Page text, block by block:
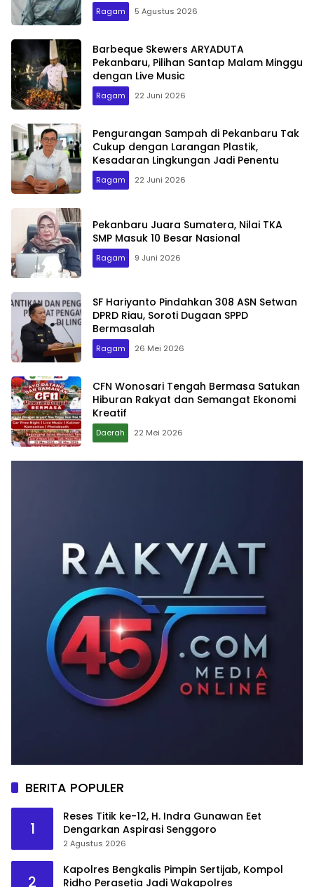
Ragam 5 Agustus 2026
Barbeque Skewers ARYADUTA
Pekanbaru, Pilihan Santap Malam Minggu
dengan Live Music
Ragam 22 Juni 2026
Pengurangan Sampah di Pekanbaru Tak
Cukup dengan Larangan Plastik,
Kesadaran Lingkungan Jadi Penentu
Ragam 22 Juni 2026
Pekanbaru Juara Sumatera, Nilai TKA
SMP Masuk 10 Besar Nasional
Ragam 9 Juni 2026
SF Hariyanto Pindahkan 308 ASN Setwan
DPRD Riau, Soroti Dugaan SPPD
Bermasalah
Ragam 26 Mei 2026
CFN Wonosari Tengah Bermasa Satukan
Hiburan Rakyat dan Semangat Ekonomi
Kreatif
Daerah 22 Mei 2026
BERITA POPULER
1
Reses Titik ke-12, H. Indra Gunawan Eet
Dengarkan Aspirasi Senggoro
2 Agustus 2026
2
Kapolres Bengkalis Pimpin Sertijab, Kompol
Ridho Perasetia Jadi Wakapolres